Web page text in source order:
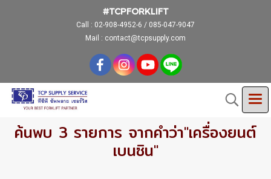
#TCPFORKLIFT
Call : 02-908-4952-6 / 085-047-9047
Mail : contact@tcpsupply.com
ค้นพบ 3 รายการ จากคำว่า"เครื่องยนต์
เบนซิน"